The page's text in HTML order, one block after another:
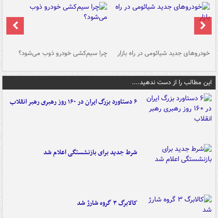
خودروهای جدید شیائومی در راه بازار چرا سیم‌کشی خودرو ذوب می‌شود؟
این مطالب را از دست ندهید....
۶ دستاورد بزرگ ایران در ۱۶۰ روز رهبری رهبر انقلاب
شرط جدید برای بازنشستگی اعلام شد
کالابرگ ۳ گروه شارژ شد